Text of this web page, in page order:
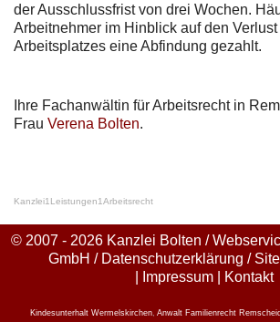
der Ausschlussfrist von drei Wochen.
Arbeitnehmer im Hinblick auf den
Arbeitsplatzes eine Abfindung gezahlt.
Ihre Fachanwältin für Arbeitsrecht in
Frau Verena Bolten.
Kanzlei1 Leistungen1Arbeitsrecht
© 2007 - 2026 Kanzlei Bolten /
GmbH / Datenschutzerklärung /
Impressum Kontakt
Kindesunterhalt Wermelskirchen Anwalt Familienrecht Remscheid